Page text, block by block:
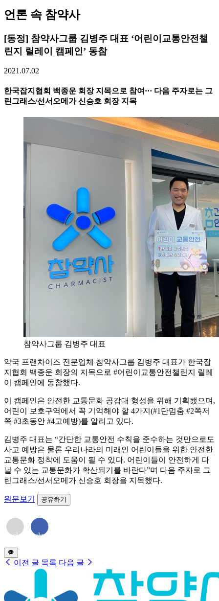
언론 속 참약사
[동정] 참약사그룹 김병주 대표 ‘어린이교통안전챌
린지 릴레이 캠페인’ 동참
2021.07.02
한국잡지협회 백종운 회장 지목으로 참여··· 다음 주자로는 그
린그래스/선서오메가 신승호 회장 지목
참약사그룹 김병주 대표
약국 프랜차이즈 전문업체 참약사그룹 김병주 대표가 한국잡
지협회 백종운 회장의 지목으로 #어린이교통안전챌린지 릴레
이 캠페인에 동참했다.
이 캠페인은 안전한 교통문화 공감대 형성을 위해 기획됐으며,
어린이 보호구역에서 꼭 기억해야 할 4가지(#1단멈춤 #2쪽저
쪽 #3초동안 #4고예방)를 알리고 있다.
김병주 대표는 “간단한 교통안전 수칙을 준수하는 것만으로도
사고 예방은 물론 우리나라의 미래인 어린이들을 위한 안전한
교통문화 정착에 도움이 될 수 있다. 어린이들이 안전하게 다
닐 수 있는 교통문화가 확산되기를 바란다”며 다음 주자로 그
린그래스/선서오메가 신승호 회장을 지목했다.
원문보기 공유하기
class="far
envelope">
</i>
<i
class="fab
f"></i>
이전 글 목록 다음 글